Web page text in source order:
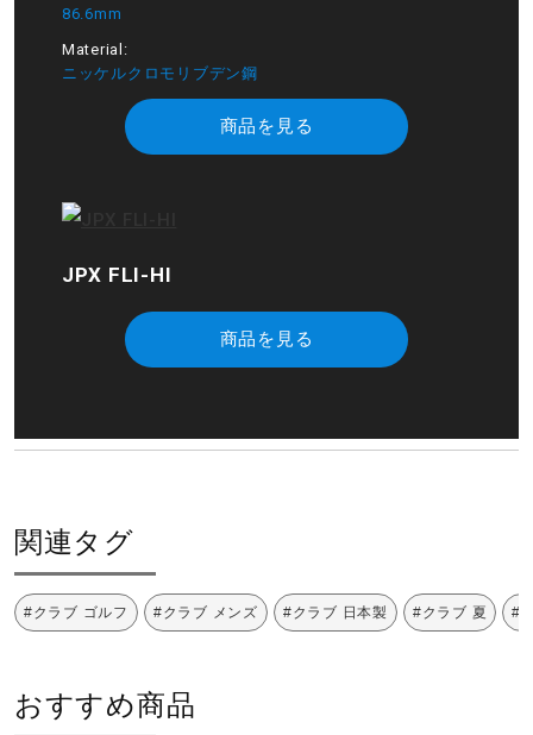
86.6mm
Material:
ニッケルクロモリブデン鋼
商品を見る
JPX FLI-HI
商品を見る
関連タグ
#クラブ ゴルフ #クラブ メンズ #クラブ 日本製 #クラブ 夏 #
おすすめ商品